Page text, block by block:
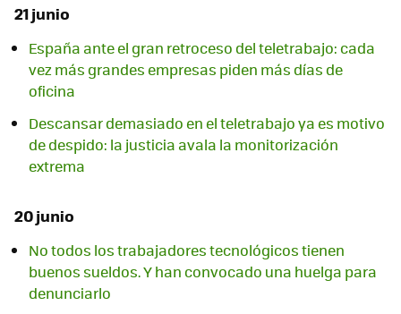
21 junio
España ante el gran retroceso del teletrabajo: cada
vez más grandes empresas piden más días de
oficina
Descansar demasiado en el teletrabajo ya es motivo
de despido: la justicia avala la monitorización
extrema
20 junio
No todos los trabajadores tecnológicos tienen
buenos sueldos. Y han convocado una huelga para
denunciarlo